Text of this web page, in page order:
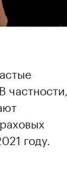
. В частности,
году.